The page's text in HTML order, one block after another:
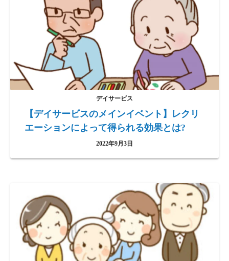
デイサービス
【デイサービスのメインイベント】レクリ
エーションによって得られる効果とは?
2022年9月3日